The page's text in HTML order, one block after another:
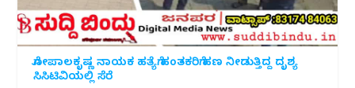
ಗೋಪಾಲಕೃಷ್ಣ ನಾಯಕ ಹತ್ಯೆಗೆ ಹಂತಕರಿಗೆ ಹಣ ನೀಡುತ್ತಿದ್ದ ದೃಶ್ಯ
ಸಿಸಿಟಿವಿಯಲ್ಲಿ ಸೆರೆ